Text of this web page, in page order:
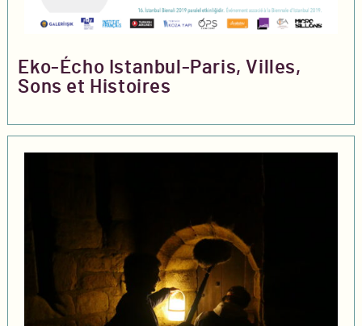
Eko-Écho Istanbul-Paris, Villes,
Sons et Histoires